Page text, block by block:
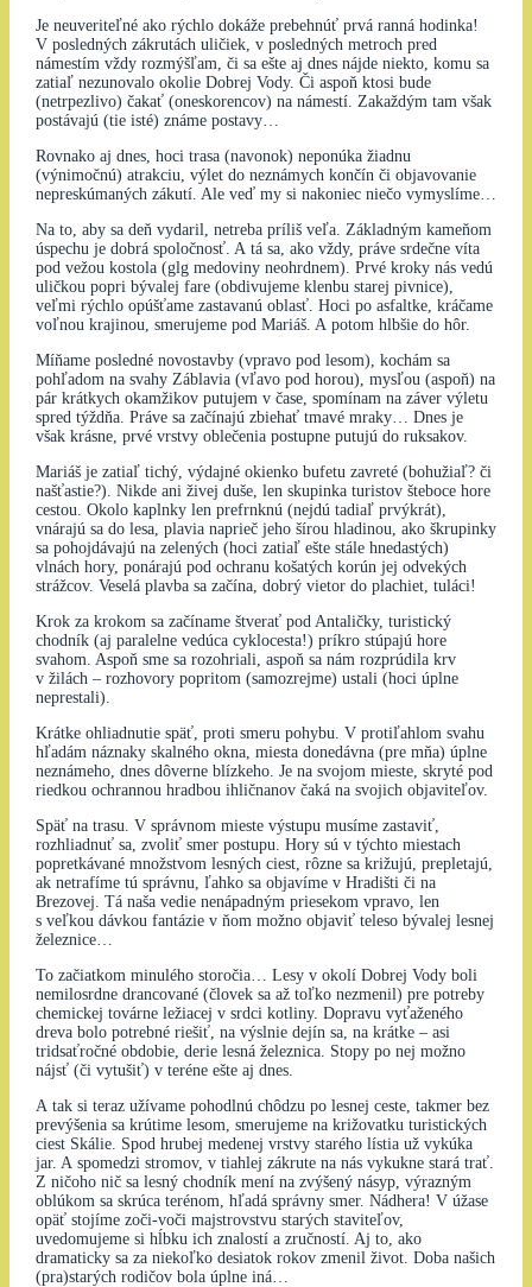
Je neuveriteľné ako rýchlo dokáže prebehnúť prvá ranná hodinka!
V posledných zákrutách uličiek, v posledných metroch pred
námestím vždy rozmýšľam, či sa ešte aj dnes nájde niekto, komu sa
zatiaľ nezunovalo okolie Dobrej Vody. Či aspoň ktosi bude
(netrpezlivo) čakať (oneskorencov) na námestí. Zakaždým tam však
postávajú (tie isté) známe postavy…
Rovnako aj dnes, hoci trasa (navonok) neponúka žiadnu
(výnimočnú) atrakciu, výlet do neznámych končín či objavovanie
nepreskúmaných zákutí. Ale veď my si nakoniec niečo vymyslíme…
Na to, aby sa deň vydaril, netreba príliš veľa. Základným kameňom
úspechu je dobrá spoločnosť. A tá sa, ako vždy, práve srdečne víta
pod vežou kostola (glg medoviny neohrdnem). Prvé kroky nás vedú
uličkou popri bývalej fare (obdivujeme klenbu starej pivnice),
veľmi rýchlo opúšťame zastavanú oblasť. Hoci po asfaltke, kráčame
voľnou krajinou, smerujeme pod Mariáš. A potom hlbšie do hôr.
Míňame posledné novostavby (vpravo pod lesom), kochám sa
pohľadom na svahy Záblavia (vľavo pod horou), mysľou (aspoň) na
pár krátkych okamžikov putujem v čase, spomínam na záver výletu
spred týždňa. Práve sa začínajú zbiehať tmavé mraky… Dnes je
však krásne, prvé vrstvy oblečenia postupne putujú do ruksakov.
Mariáš je zatiaľ tichý, výdajné okienko bufetu zavreté (bohužiaľ? či
našťastie?). Nikde ani živej duše, len skupinka turistov šteboce hore
cestou. Okolo kaplnky len prefrnknú (nejdú tadiaľ prvýkrát),
vnárajú sa do lesa, plavia naprieč jeho šírou hladinou, ako škrupinky
sa pohojdávajú na zelených (hoci zatiaľ ešte stále hnedastých)
vlnách hory, ponárajú pod ochranu košatých korún jej odvekých
strážcov. Veselá plavba sa začína, dobrý vietor do plachiet, tuláci!
Krok za krokom sa začíname štverať pod Antaličky, turistický
chodník (aj paralelne vedúca cyklocesta!) príkro stúpajú hore
svahom. Aspoň sme sa rozohriali, aspoň sa nám rozprúdila krv
v žilách – rozhovory popritom (samozrejme) ustali (hoci úplne
neprestali).
Krátke ohliadnutie späť, proti smeru pohybu. V protiľahlom svahu
hľadám náznaky skalného okna, miesta donedávna (pre mňa) úplne
neznámeho, dnes dôverne blízkeho. Je na svojom mieste, skryté pod
riedkou ochrannou hradbou ihličnanov čaká na svojich objaviteľov.
Späť na trasu. V správnom mieste výstupu musíme zastaviť,
rozhliadnuť sa, zvoliť smer postupu. Hory sú v týchto miestach
popretkávané množstvom lesných ciest, rôzne sa križujú, prepletajú,
ak netrafíme tú správnu, ľahko sa objavíme v Hradišti či na
Brezovej. Tá naša vedie nenápadným priesekom vpravo, len
s veľkou dávkou fantázie v ňom možno objaviť teleso bývalej lesnej
železnice…
To začiatkom minulého storočia… Lesy v okolí Dobrej Vody boli
nemilosrdne drancované (človek sa až toľko nezmenil) pre potreby
chemickej továrne ležiacej v srdci kotliny. Dopravu vyťaženého
dreva bolo potrebné riešiť, na výslnie dejín sa, na krátke – asi
tridsaťročné obdobie, derie lesná železnica. Stopy po nej možno
nájsť (či vytušiť) v teréne ešte aj dnes.
A tak si teraz užívame pohodlnú chôdzu po lesnej ceste, takmer bez
prevýšenia sa krútime lesom, smerujeme na križovatku turistických
ciest Skálie. Spod hrubej medenej vrstvy starého lístia už vykúka
jar. A spomedzi stromov, v tiahlej zákrute na nás vykukne stará trať.
Z ničoho nič sa lesný chodník mení na zvýšený násyp, výrazným
oblúkom sa skrúca terénom, hľadá správny smer. Nádhera! V úžase
opäť stojíme zoči-voči majstrovstvu starých staviteľov,
uvedomujeme si hĺbku ich znalostí a zručností. Aj to, ako
dramaticky sa za niekoľko desiatok rokov zmenil život. Doba našich
(pra)starých rodičov bola úplne iná…